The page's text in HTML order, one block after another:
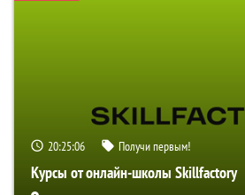
20:25:05 Получи первым!
Курсы от онлайн-школы Skillfactory